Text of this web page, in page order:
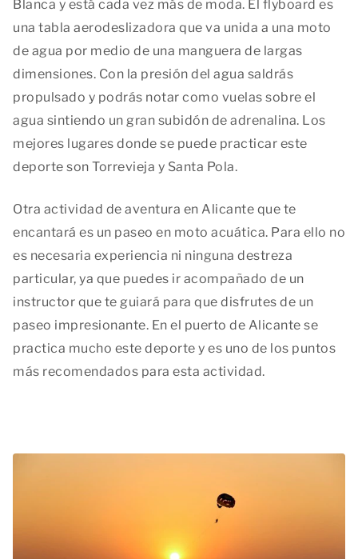
Blanca y está cada vez más de moda. El flyboard es
una tabla aerodeslizadora que va unida a una moto
de agua por medio de una manguera de largas
dimensiones. Con la presión del agua saldrás
propulsado y podrás notar como vuelas sobre el
agua sintiendo un gran subidón de adrenalina. Los
mejores lugares donde se puede practicar este
deporte son Torrevieja y Santa Pola.
Otra actividad de aventura en Alicante que te
encantará es un paseo en moto acuática. Para ello no
es necesaria experiencia ni ninguna destreza
particular, ya que puedes ir acompañado de un
instructor que te guiará para que disfrutes de un
paseo impresionante. En el puerto de Alicante se
practica mucho este deporte y es uno de los puntos
más recomendados para esta actividad.